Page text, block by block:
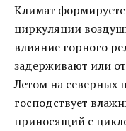
Климат
циркуляции
влияние горного
задерживают или
Летом на северных
господствует
приносящий с